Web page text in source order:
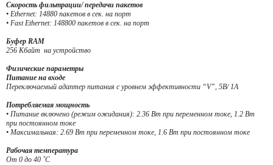
Скорость фильтрации/ передачи пакетов
• Ethernet: 14880 пакетов в сек. на порт
• Fast Ethernet: 148800 пакетов в сек. на порт
Буфер RAM
256 Kбайт на устройство
Физические параметры
Питание на входе
Переключаемый адаптер питания с уровнем эффективности “V”, 5В/ 1А
Потребляемая мощность
• Питание включено (режим ожидания): 2.36 Вт при переменном токе, 1.2 Вт
при постоянном токе
• Максимальная: 2.69 Вт при переменном токе, 1.6 Вт при постоянном токе
Рабочая температура
От 0 до 40 ˚C